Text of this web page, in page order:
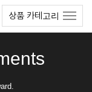
상품 카테고리